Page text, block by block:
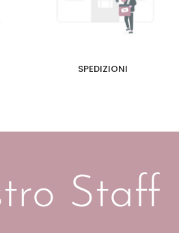
SPEDIZIONI
Staff